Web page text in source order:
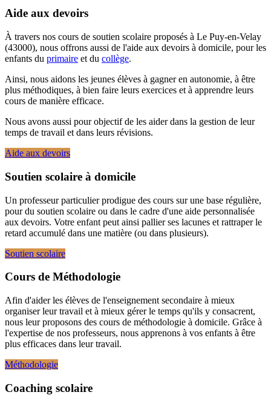
Aide aux devoirs
À travers nos cours de soutien scolaire proposés à Le Puy-en-Velay
(43000), nous offrons aussi de l'aide aux devoirs à domicile, pour les
enfants du primaire et du collège.
Ainsi, nous aidons les jeunes élèves à gagner en autonomie, à être
plus méthodiques, à bien faire leurs exercices et à apprendre leurs
cours de manière efficace.
Nous avons aussi pour objectif de les aider dans la gestion de leur
temps de travail et dans leurs révisions.
Aide aux devoirs
Soutien scolaire à domicile
Un professeur particulier prodigue des cours sur une base régulière,
pour du soutien scolaire ou dans le cadre d'une aide personnalisée
aux devoirs. Votre enfant peut ainsi pallier ses lacunes et rattraper le
retard accumulé dans une matière (ou dans plusieurs).
Soutien scolaire
Cours de Méthodologie
Afin d'aider les élèves de l'enseignement secondaire à mieux
organiser leur travail et à mieux gérer le temps qu'ils y consacrent,
nous leur proposons des cours de méthodologie à domicile. Grâce à
l'expertise de nos professeurs, nous apprenons à vos enfants à être
plus efficaces dans leur travail.
Méthodologie
Coaching scolaire